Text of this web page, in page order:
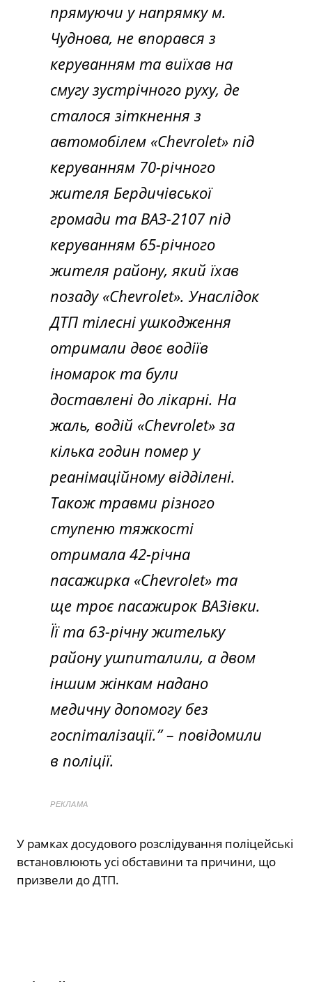
прямуючи у напрямку м.
Чуднова, не впорався з
керуванням та виїхав на
смугу зустрічного руху, де
сталося зіткнення з
автомобілем «Chevrolet» під
керуванням 70-річного
жителя Бердичівської
громади та ВАЗ-2107 під
керуванням 65-річного
жителя району, який їхав
позаду «Chevrolet». Унаслідок
ДТП тілесні ушкодження
отримали двоє водіїв
іномарок та були
доставлені до лікарні. На
жаль, водій «Chevrolet» за
кілька годин помер у
реанімаційному відділені.
Також травми різного
ступеню тяжкості
отримала 42-річна
пасажирка «Chevrolet» та
ще троє пасажирок ВАЗівки.
Її та 63-річну жительку
району ушпиталили, а двом
іншим жінкам надано
медичну допомогу без
госпіталізації.”– повідомили
в поліції.
РЕКЛАМА
У рамках досудового розслідування поліцейські
встановлюють усі обставини та причини, що
призвели до ДТП.